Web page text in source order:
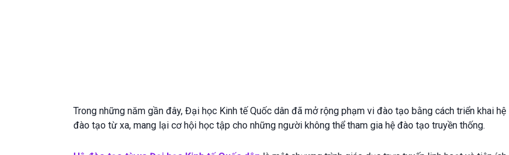
Trong những năm gần đây, Đại học Kinh tế Quốc dân đã mở rộng phạm vi đào tạo bằng cách triển khai hệ
đào tạo từ xa, mang lại cơ hội học tập cho những người không thể tham gia hệ đào tạo truyền thống.